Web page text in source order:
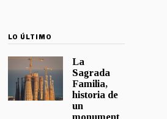
LO ÚLTIMO
La
Sagrada
Familia,
historia de
un